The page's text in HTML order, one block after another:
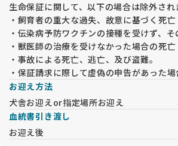
生命保証に関して、以下の場合は除外され
・飼育者の重大な過失、故意に基づく死亡
・伝染病予防ワクチンの接種を受けず、
・獣医師の治療を受けなかった場合の死亡
・事故による死亡、逃亡、及び盗難。
・保証請求に際して虚偽の申告があった場
お迎え方法
犬舎お迎えor指定場所お迎え
血統書引き渡し
お迎え後